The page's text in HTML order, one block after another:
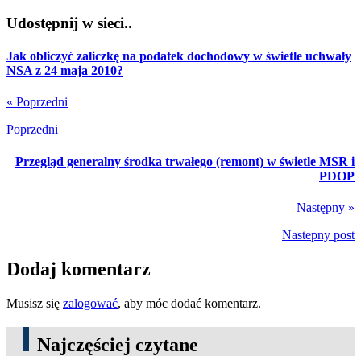
Udostępnij w sieci..
Jak obliczyć zaliczkę na podatek dochodowy w świetle uchwały
NSA z 24 maja 2010?
« Poprzedni
Poprzedni
Przegląd generalny środka trwałego (remont) w świetle MSR i
PDOP
Następny »
Nastepny post
Dodaj komentarz
Musisz się zalogować, aby móc dodać komentarz.
Najczęściej czytane